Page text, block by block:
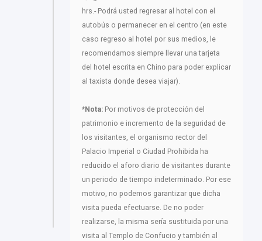
hrs.- Podrá usted regresar al hotel con el
autobús o permanecer en el centro (en este
caso regreso al hotel por sus medios, le
recomendamos siempre llevar una tarjeta
del hotel escrita en Chino para poder explicar
al taxista donde desea viajar).
*Nota: Por motivos de protección del
patrimonio e incremento de la seguridad de
los visitantes, el organismo rector del
Palacio Imperial o Ciudad Prohibida ha
reducido el aforo diario de visitantes durante
un periodo de tiempo indeterminado. Por ese
motivo, no podemos garantizar que dicha
visita pueda efectuarse. De no poder
realizarse, la misma sería sustituida por una
visita al Templo de Confucio y también al